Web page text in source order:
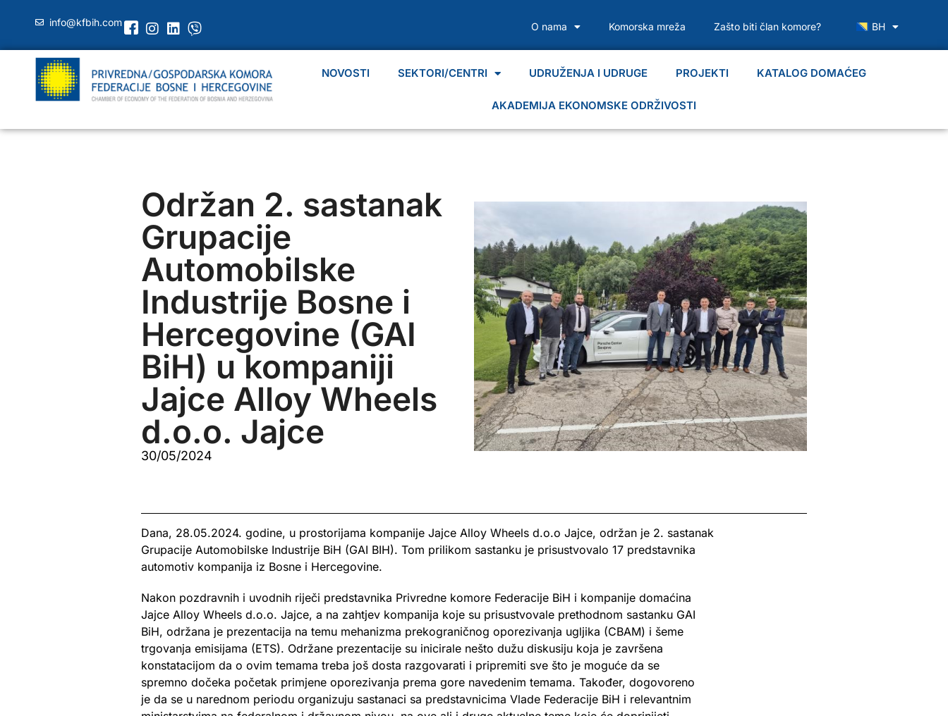
info@kfbih.com O nama Komorska mreža Zašto biti član komore? BH
NOVOSTI SEKTORI/CENTRI UDRUŽENJA I UDRUGE PROJEKTI KATALOG DOMAĆEG
AKADEMIJA EKONOMSKE ODRŽIVOSTI
Održan 2. sastanak
Grupacije
Automobilske
Industrije Bosne i
Hercegovine (GAI
BiH) u kompaniji
Jajce Alloy Wheels
d.o.o. Jajce
30/05/2024
Dana, 28.05.2024. godine, u prostorijama kompanije Jajce Alloy Wheels d.o.o Jajce, održan je 2. sastanak
Grupacije Automobilske Industrije BiH (GAI BIH). Tom prilikom sastanku je prisustvovalo 17 predstavnika
automotiv kompanija iz Bosne i Hercegovine.
Nakon pozdravnih i uvodnih riječi predstavnika Privredne komore Federacije BiH i kompanije domaćina
Jajce Alloy Wheels d.o.o. Jajce, a na zahtjev kompanija koje su prisustvovale prethodnom sastanku GAI
BiH, održana je prezentacija na temu mehanizma prekograničnog oporezivanja ugljika (CBAM) i šeme
trgovanja emisijama (ETS). Održane prezentacije su inicirale nešto dužu diskusiju koja je završena
konstatacijom da o ovim temama treba još dosta razgovarati i pripremiti sve što je moguće da se
spremno dočeka početak primjene oporezivanja prema gore navedenim temama. Također, dogovoreno
je da se u narednom periodu organizuju sastanaci sa predstavnicima Vlade Federacije BiH i relevantnim